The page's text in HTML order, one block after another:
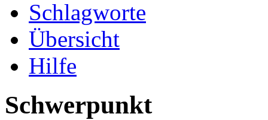
Schlagworte
Übersicht
Hilfe
Schwerpunkt